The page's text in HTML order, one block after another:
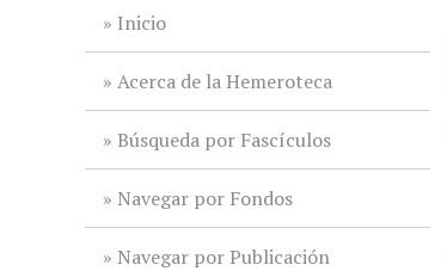
Inicio
Acerca de la Hemeroteca
Búsqueda por Fascículos
Navegar por Fondos
Navegar por Publicación